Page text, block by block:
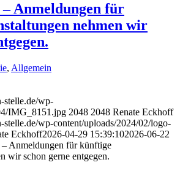
– Anmeldungen für
nehmen wir
, Allgemein
stelle.de/wp-
IMG_8151.jpg 2048 2048 Renate Eckhoff
wp-content/uploads/2024/02/logo-
Eckhoff2026-04-29 15:39:102026-06-22
– Anmeldungen für künftige
wir schon gerne entgegen.